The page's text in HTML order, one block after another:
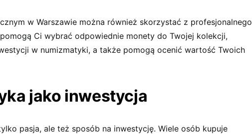
w Warszawie można również skorzystać z profesjonalnego
Ci wybrać odpowiednie monety do Twojej kolekcji,
w numizmatyki, a także pomogą ocenić wartość Twoich
jako inwestycja
pasja, ale też sposób na inwestycję. Wiele osób kupuje